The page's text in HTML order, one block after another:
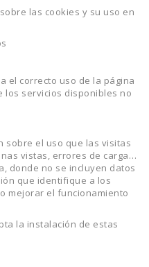
las cookies y su uso en
el correcto uso de la página
los servicios disponibles no
sobre el uso que las visitas
vistas, errores de carga…
donde no se incluyen datos
que identifique a los
mejorar el funcionamiento
la instalación de estas